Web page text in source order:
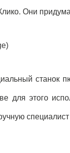
Они
станок
для этого